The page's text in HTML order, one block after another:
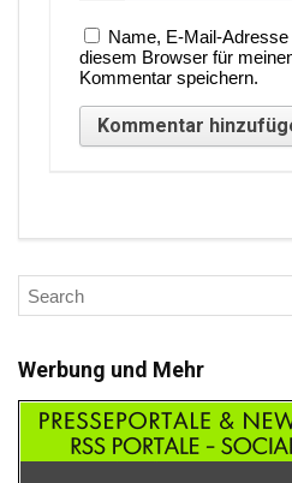
Name, E-Mail-
diesem Browser für
Kommentar speichern.
Werbung und Mehr